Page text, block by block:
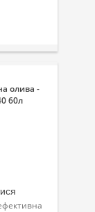
олива -
60л